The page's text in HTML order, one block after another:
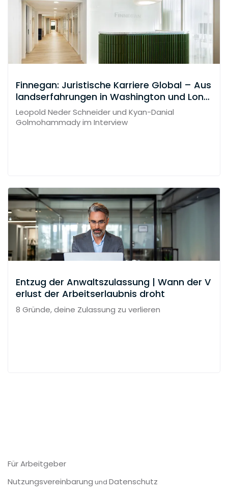
Finnegan: Juristische Karriere Global – Aus
landserfahrungen in Washington und Lond
on
Leopold Neder Schneider und Kyan-Danial
Golmohammady im Interview
Entzug der Anwaltszulassung | Wann der V
erlust der Arbeitserlaubnis droht
8 Gründe, deine Zulassung zu verlieren
Für Arbeitgeber
Nutzungsvereinbarung und Datenschutz